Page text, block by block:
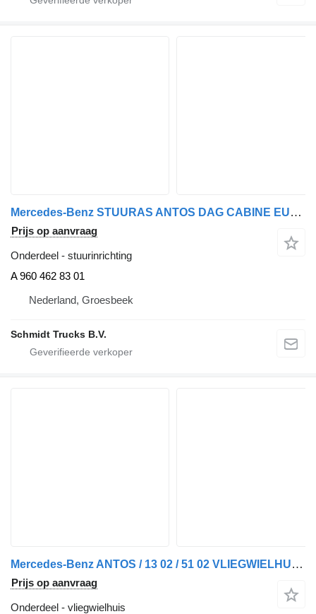
Mercedes-Benz STUURAS ANTOS DAG CABINE EURO 6 A 960 462 83 01 stuurinrichting voor vrachtwagen
Prijs op aanvraag
Onderdeel - stuurinrichting
A 960 462 83 01
Nederland, Groesbeek
Schmidt Trucks B.V.
Mercedes-Benz ANTOS / 13 02 / 51 02 VLIEGWIELHUIS EURO 6 A 470 015 12 02 voor vrachtwagen
Prijs op aanvraag
Onderdeel - vliegwielhuis